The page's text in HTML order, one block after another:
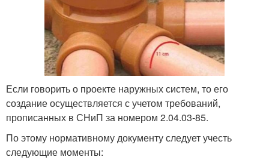
Если говорить о проекте наружных систем, то его
создание осуществляется с учетом требований,
прописанных в СНиП за номером 2.04.03-85.
По этому нормативному документу следует учесть
следующие моменты: